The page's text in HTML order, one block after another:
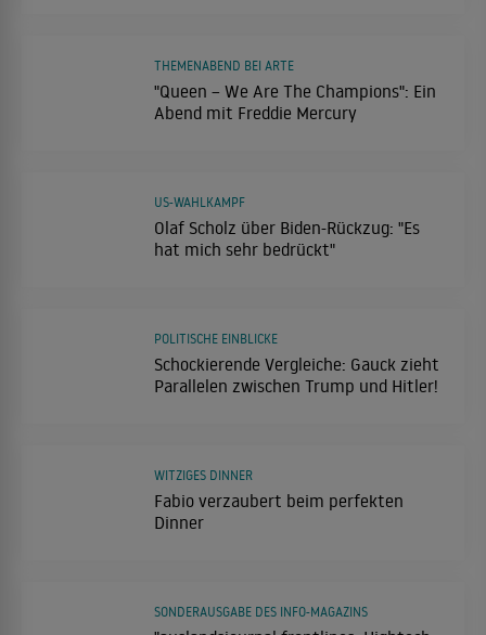
"Queen – We Are The Champions": Ein
Abend mit Freddie Mercury
THEMENABEND BEI ARTE
Olaf Scholz über Biden-Rückzug: "Es
hat mich sehr bedrückt"
US-WAHLKAMPF
Schockierende Vergleiche: Gauck zieht
Parallelen zwischen Trump und Hitler!
POLITISCHE EINBLICKE
Fabio verzaubert beim perfekten
Dinner
WITZIGES DINNER
SONDERAUSGABE DES INFO-MAGAZINS